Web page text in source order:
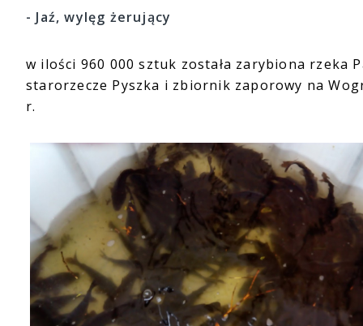
- Jaź, wylęg żerujący
w ilości 960 000 sztuk została zarybiona rzeka
starorzecze Pyszka i zbiornik zaporowy na
r.